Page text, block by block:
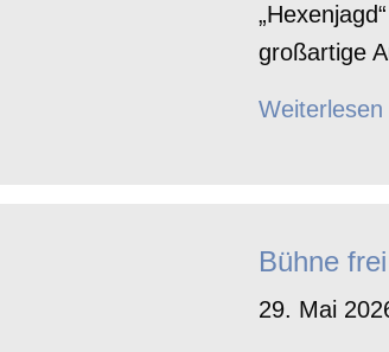
großartige
Weiterlesen
Bühne frei
29. Mai